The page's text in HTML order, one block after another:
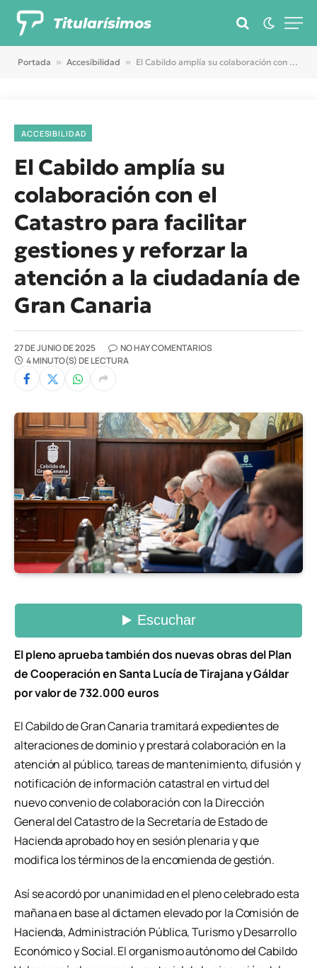
Titularísimos
Portada » Accesibilidad » El Cabildo amplía su colaboración con el Catastro para facilitar gestiones y reforzar la atención a la ciudadanía de Gran Canaria
ACCESIBILIDAD
El Cabildo amplía su
colaboración con el
Catastro para facilitar
gestiones y reforzar la
atención a la ciudadanía de
Gran Canaria
27 DE JUNIO DE 2025
NO HAY COMENTARIOS
4 MINUTO(S) DE LECTURA
El pleno aprueba también dos nuevas obras del Plan
de Cooperación en Santa Lucía de Tirajana y Gáldar
por valor de 732.000 euros
El Cabildo de Gran Canaria tramitará expedientes de
alteraciones de dominio y prestará colaboración en la
atención al público, tareas de mantenimiento, difusión y
notificación de información catastral en virtud del
nuevo convenio de colaboración con la Dirección
General del Catastro de la Secretaría de Estado de
Hacienda aprobado hoy en sesión plenaria y que
modifica los términos de la encomienda de gestión.
Así se acordó por unanimidad en el pleno celebrado esta
mañana en base al dictamen elevado por la Comisión de
Hacienda, Administración Pública, Turismo y Desarrollo
Económico y Social. El organismo autónomo del Cabildo